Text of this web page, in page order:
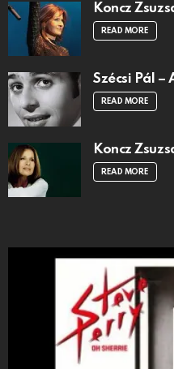
Koncz
READ MORE
Szécsi Pál –
READ MORE
Koncz
READ MORE